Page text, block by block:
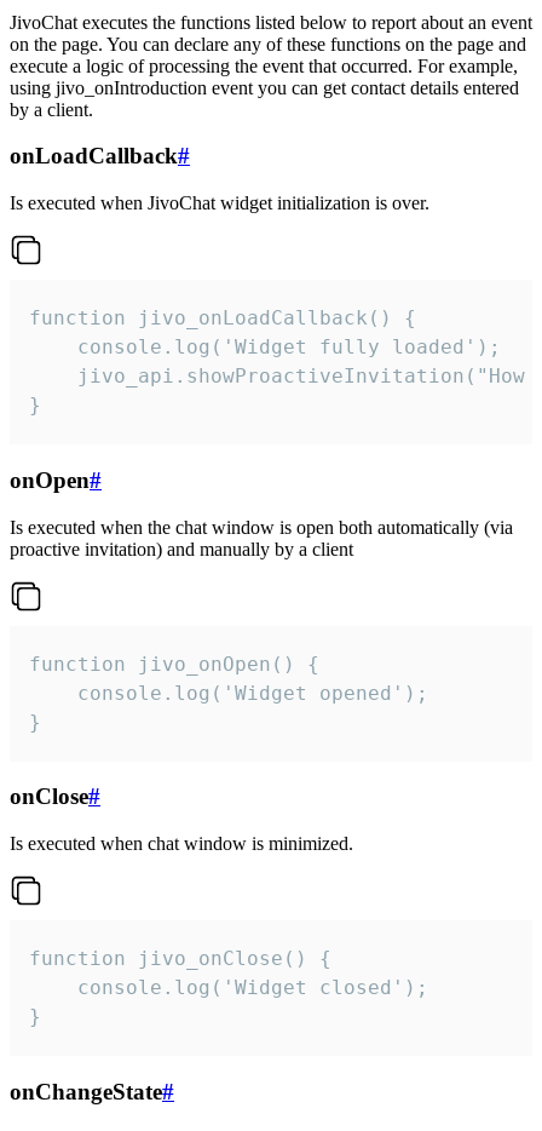
JivoChat executes the functions listed below to report about an event
on the page. You can declare any of these functions on the page and
execute a logic of processing the event that occurred. For example,
using jivo_onIntroduction event you can get contact details entered
by a client.
onLoadCallback#
Is executed when JivoChat widget initialization is over.
function jivo_onLoadCallback() {
    console.log('Widget fully loaded');
jivo_api.showProactiveInvitation("How
}
onOpen#
Is executed when the chat window is open both automatically (via
proactive invitation) and manually by a client
function jivo_onOpen() {
    console.log('Widget opened');
}
onClose#
Is executed when chat window is minimized.
function jivo_onClose() {
    console.log('Widget closed');
}
onChangeState#